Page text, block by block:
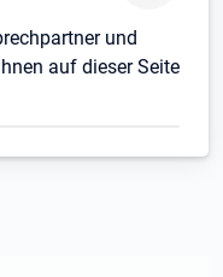
und
auf dieser Seite